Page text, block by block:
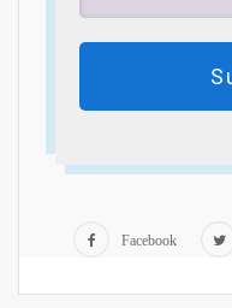
Facebook